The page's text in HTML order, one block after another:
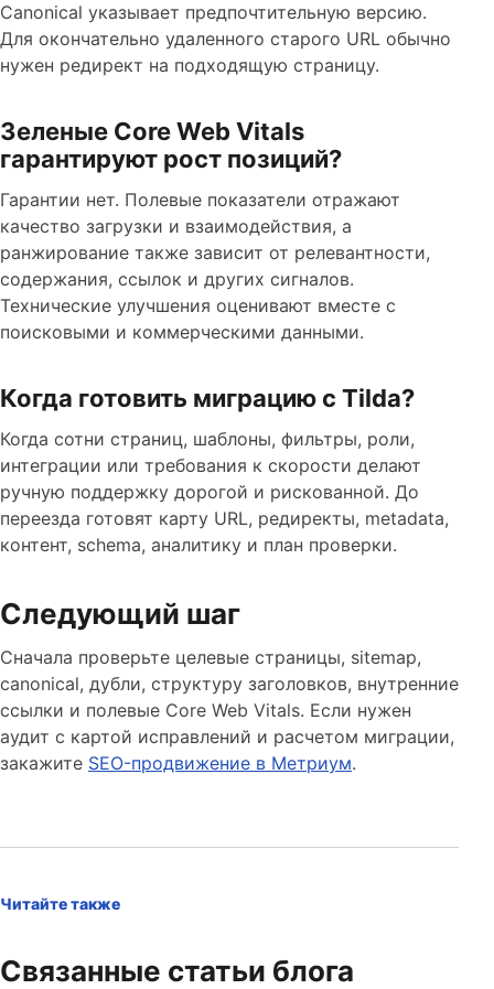
Canonical указывает предпочтительную версию.
Для окончательно удаленного старого URL обычно
нужен редирект на подходящую страницу.
Зеленые Core Web Vitals
гарантируют рост позиций?
Гарантии нет. Полевые показатели отражают
качество загрузки и взаимодействия, а
ранжирование также зависит от релевантности,
содержания, ссылок и других сигналов.
Технические улучшения оценивают вместе с
поисковыми и коммерческими данными.
Когда готовить миграцию с Tilda?
Когда сотни страниц, шаблоны, фильтры, роли,
интеграции или требования к скорости делают
ручную поддержку дорогой и рискованной. До
переезда готовят карту URL, редиректы, metadata,
контент, schema, аналитику и план проверки.
Следующий шаг
Сначала проверьте целевые страницы, sitemap,
canonical, дубли, структуру заголовков, внутренние
ссылки и полевые Core Web Vitals. Если нужен
аудит с картой исправлений и расчетом миграции,
закажите SEO-продвижение в Метриум.
Читайте также
Связанные статьи блога